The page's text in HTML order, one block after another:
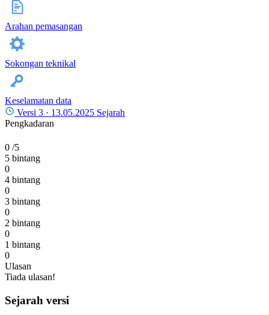
Arahan pemasangan
Sokongan teknikal
Keselamatan data
Versi 3 · 13.05.2025 Sejarah
Pengkadaran
0 /5
5 bintang
0
4 bintang
0
3 bintang
0
2 bintang
0
1 bintang
0
Ulasan
Tiada ulasan!
Sejarah versi